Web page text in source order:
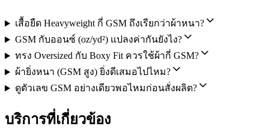
เสื้อยืด Heavyweight กี่ GSM ถึงเรียกว่าผ้าหนา?
GSM กับออนซ์ (oz/yd²) แปลงค่ากันยังไง?
ทรง Oversized กับ Boxy Fit ควรใช้ผ้ากี่ GSM?
ผ้ายิ่งหนา (GSM สูง) ยิ่งดีเสมอไปไหม?
ดูตัวเลข GSM อย่างเดียวพอไหมก่อนสั่งผลิต?
บริการที่เกี่ยวข้อง